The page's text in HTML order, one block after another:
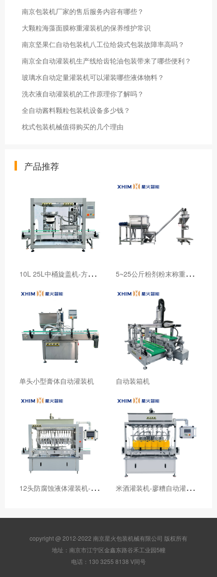
南京包装机厂家的售后服务内容有哪些？
大颗粒海藻面膜称重灌装机的保养维护常识
南京坚果仁自动包装机八工位给袋式包装故障率高吗？
南京全自动灌装机生产线给齿轮油包装带来了哪些便利？
玻璃水自动定量灌装机可以灌装哪些液体物料？
洗衣液自动灌装机的工作原理你了解吗？
全自动酱料颗粒包装机设备多少钱？
枕式包装机械值得购买的几个理由
产品推荐
1
0L 25L中桶旋盖机-方桶流水线大桶自动旋盖机 5
~25公斤粉剂粉末称重包装机
单头小型膏体自动灌装机 自动装箱机
1
2头防腐蚀液体灌装机-消毒液自动灌装机 米
酒灌装机-廖糟自动灌装机
copyright @ 2012-2022 南京星火包装机械有限公司 版权所有
地址：南京市江宁区金鑫东路谷禾工业园5幢
电话：130 3255 8138 V同号